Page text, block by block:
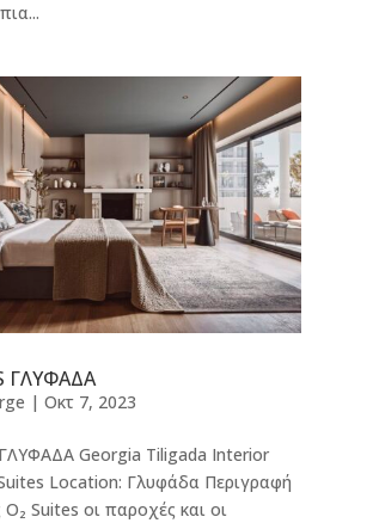
ΓΛΥΦΑΔΑ
| Οκτ 7, 2023
ΓΛΥΦΑΔΑ Georgia Tiligada Interior
Location: Γλυφάδα Περιγραφή
Ο₂ Suites οι παροχές και οι